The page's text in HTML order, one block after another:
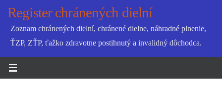
SkipRegister chránených dielní
Zoznam chránených dielní, chránené dielne, náhradné plnenie,
ŤZP, ZŤP, ťažko zdravotne postihnutý a invalidný dôchodca.